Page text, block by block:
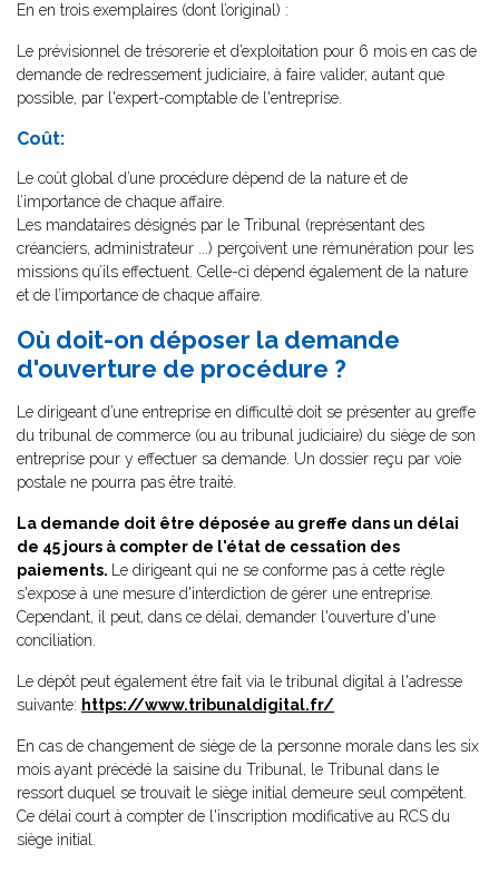
En en trois exemplaires (dont l’original) :
Le prévisionnel de trésorerie et d’exploitation pour 6 mois en cas de
demande de redressement judiciaire, à faire valider, autant que
possible, par l'expert-comptable de l'entreprise.
Coût:
Le coût global d’une procédure dépend de la nature et de
l’importance de chaque affaire.
Les mandataires désignés par le Tribunal (représentant des
créanciers, administrateur ...) perçoivent une rémunération pour les
missions qu’ils effectuent. Celle-ci dépend également de la nature
et de l’importance de chaque affaire.
Où doit-on déposer la demande
d'ouverture de procédure ?
Le dirigeant d’une entreprise en difficulté doit se présenter au greffe
du tribunal de commerce (ou au tribunal judiciaire) du siège de son
entreprise pour y effectuer sa demande. Un dossier reçu par voie
postale ne pourra pas être traité.
La demande doit être déposée au greffe dans un délai
de 45 jours à compter de l'état de cessation des
paiements.
Le dirigeant qui ne se conforme pas à cette règle
s'expose à une mesure d'interdiction de gérer une entreprise.
Cependant, il peut, dans ce délai, demander l'ouverture d'une
conciliation.
Le dépôt peut également être fait via le tribunal digital à l'adresse
suivante: https://www.tribunaldigital.fr/
En cas de changement de siège de la personne morale dans les six
mois ayant précédé la saisine du Tribunal, le Tribunal dans le
ressort duquel se trouvait le siège initial demeure seul compétent.
Ce délai court à compter de l'inscription modificative au RCS du
siège initial.